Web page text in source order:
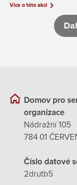
Více o této akci
Domov pro
organizace
Nádražní 105
784 01
Číslo datové
2drutb5